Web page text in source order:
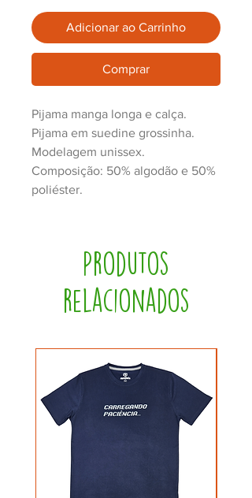
Adicionar ao Carrinho
Comprar
Pijama manga longa e calça.
Pijama em suedine grossinha.
Modelagem unissex.
Composição: 50% algodão e 50%
poliéster.
Produtos
relacionados